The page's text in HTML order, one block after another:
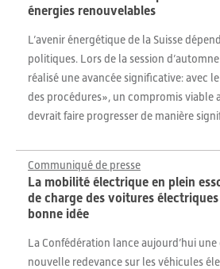
énergies renouvelables
L’avenir énergétique de la Suisse
politiques. Lors de la session
réalisé une avancée significative: avec
des procédures», un compromis viable
devrait faire progresser de manière
Communiqué de presse
La mobilité électrique en plein
de charge des voitures électriques
bonne idée
La Confédération lance aujourd’hui
nouvelle redevance sur les véhicules